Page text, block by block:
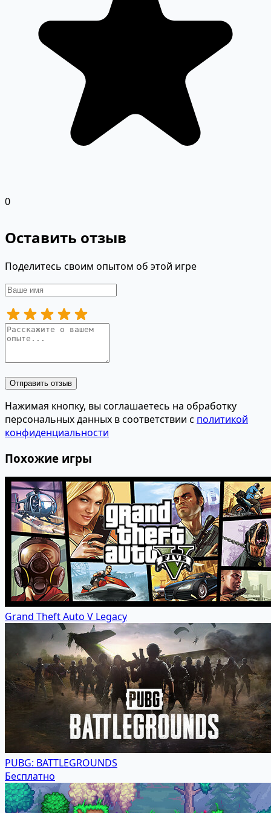
0
Оставить отзыв
Поделитесь своим опытом об этой игре
Отправить отзыв
Нажимая кнопку, вы соглашаетесь на обработку
персональных данных в соответствии с политикой
конфиденциальности
Похожие игры
Grand Theft Auto V Legacy
PUBG: BATTLEGROUNDS
Бесплатно